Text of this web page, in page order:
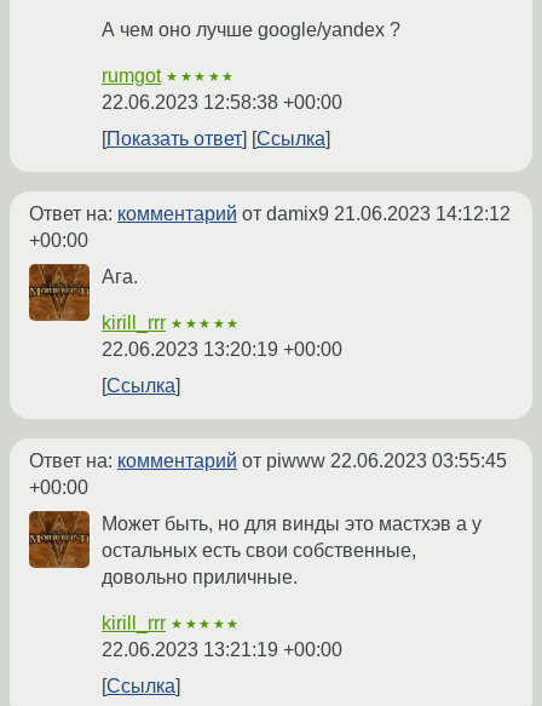
А чем оно лучше google/yandex ?
rumgot ★★★★★
22.06.2023 12:58:38 +00:00
Показать ответ
Ссылка
Ответ на: комментарий от damix9 21.06.2023 14:12:12
+00:00
Ага.
kirill_rrr ★★★★★
22.06.2023 13:20:19 +00:00
Ссылка
Ответ на: комментарий от piwww 22.06.2023 03:55:45
+00:00
Может быть, но для винды это мастхэв а у
остальных есть свои собственные,
довольно приличные.
kirill_rrr ★★★★★
22.06.2023 13:21:19 +00:00
Ссылка